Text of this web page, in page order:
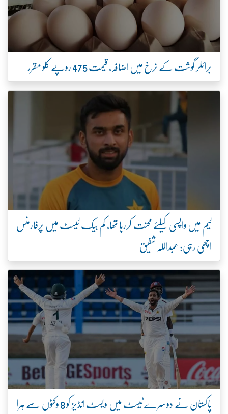
برائلر گوشت کے نرخ میں اضافہ، قیمت 475 روپے کلو مقرر
ٹیم میں واپسی کیلئے محنت کررہا تھا، کم بیک ٹیسٹ میں پرفارمنس
اچھی رہی: عبداللہ شفیق
پاکستان نے دوسرے ٹیسٹ میں ویسٹ انڈیز کو 8 وکٹوں سے ہرا